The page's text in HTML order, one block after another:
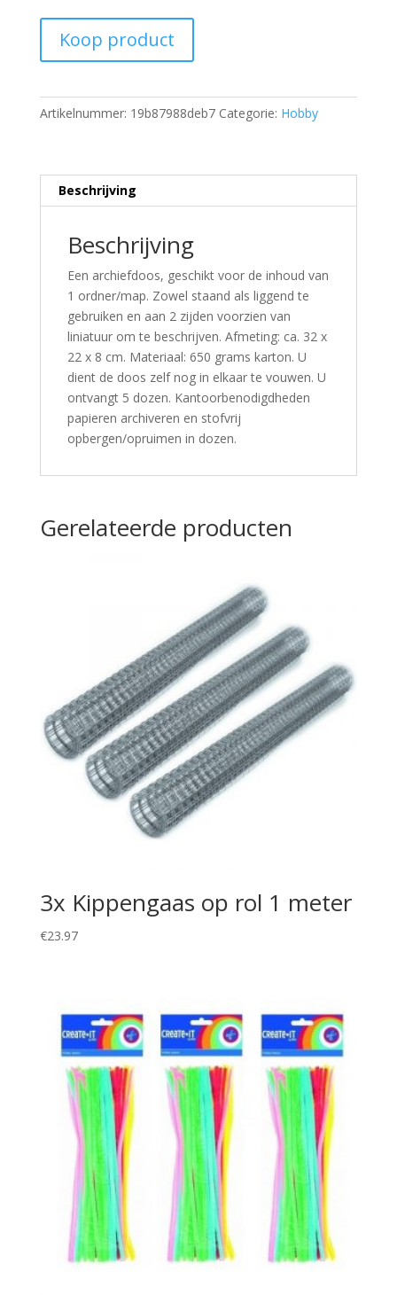
Koop product
Artikelnummer: 19b87988deb7 Categorie: Hobby
Beschrijving
Beschrijving
Een archiefdoos, geschikt voor de inhoud van
1 ordner/map. Zowel staand als liggend te
gebruiken en aan 2 zijden voorzien van
liniatuur om te beschrijven. Afmeting: ca. 32 x
22 x 8 cm. Materiaal: 650 grams karton. U
dient de doos zelf nog in elkaar te vouwen. U
ontvangt 5 dozen. Kantoorbenodigdheden
papieren archiveren en stofvrij
opbergen/opruimen in dozen.
Gerelateerde producten
3x Kippengaas op rol 1 meter
€23.97